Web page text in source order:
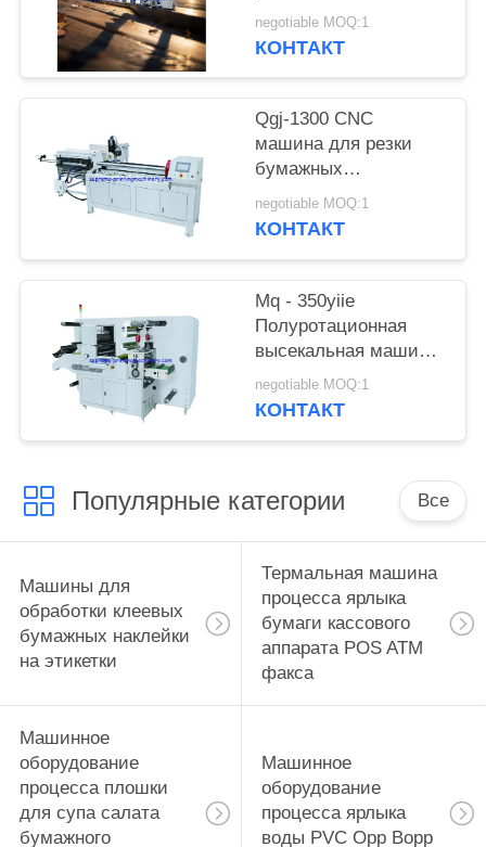
перематывать
машины прессы flexo
прокатывая
negotiable MOQ:1
КОНТАКТ
Qgj-1300 CNC
машина для резки
бумажных
пластиковых труб
negotiable MOQ:1
КОНТАКТ
Mq - 350yiie
Полуротационная
высекальная машина
с продольной резкой
negotiable MOQ:1
КОНТАКТ
Популярные категории Все
Машины для
обработки клеевых
бумажных наклейки
на этикетки
Термальная машина
процесса ярлыка
бумаги кассового
аппарата POS ATM
факса
Машинное
оборудование
процесса плошки
для супа салата
бумажного
Машинное
оборудование
процесса ярлыка
воды PVC Opp Bopp